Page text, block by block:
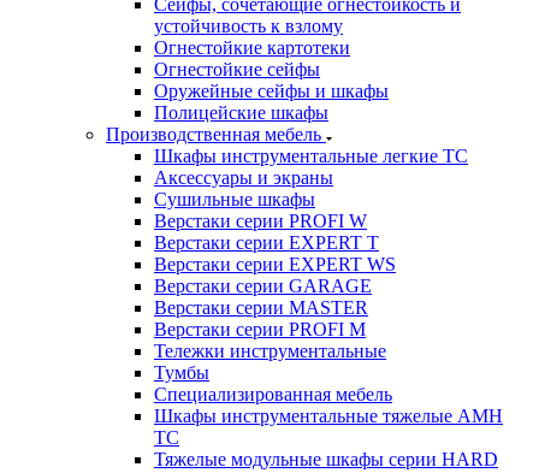
устойчивость к взлому
Огнестойкие картотеки
Огнестойкие сейфы
Оружейные сейфы и шкафы
Полицейские шкафы
Производственная мебель
Шкафы инструментальные легкие ТС
Аксессуары и экраны
Cушильные шкафы
Верстаки серии PROFI W
Верстаки серии EXPERT T
Верстаки серии EXPERT WS
Верстаки серии GARAGE
Верстаки серии MASTER
Верстаки серии PROFI M
Тележки инструментальные
Тумбы
Cпециализированная мебель
Шкафы инструментальные тяжелые AMH
TC
Тяжелые модульные шкафы серии HARD